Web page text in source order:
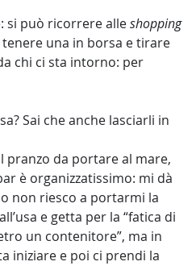
si può ricorrere alleshopping
tenere una in borsa e tirare
chi ci sta intorno: per
Sai che anche lasciarli in
pranzo da portare al mare,
è organizzatissimo: mi dà
non riesco a portarmi la
e getta per la “fatica di
un contenitore”, ma in
iniziare e poi ci prendi la